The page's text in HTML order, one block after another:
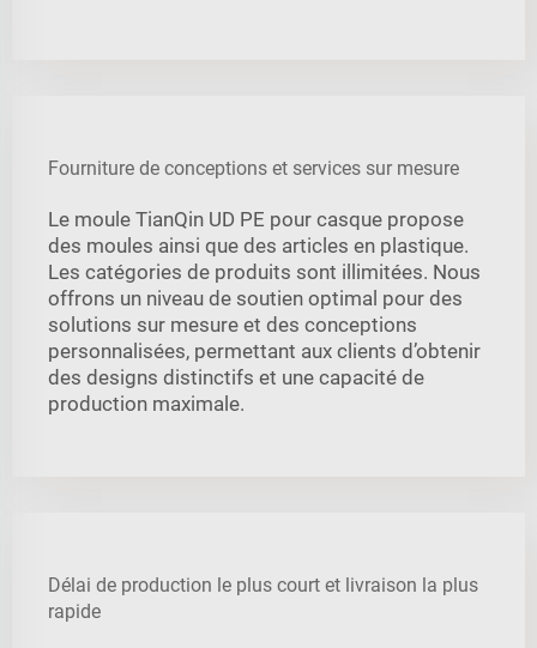
Fourniture de conceptions et services sur mesure
Le moule TianQin UD PE pour casque propose
des moules ainsi que des articles en plastique.
Les catégories de produits sont illimitées. Nous
offrons un niveau de soutien optimal pour des
solutions sur mesure et des conceptions
personnalisées, permettant aux clients d’obtenir
des designs distinctifs et une capacité de
production maximale.
Délai de production le plus court et livraison la plus
rapide